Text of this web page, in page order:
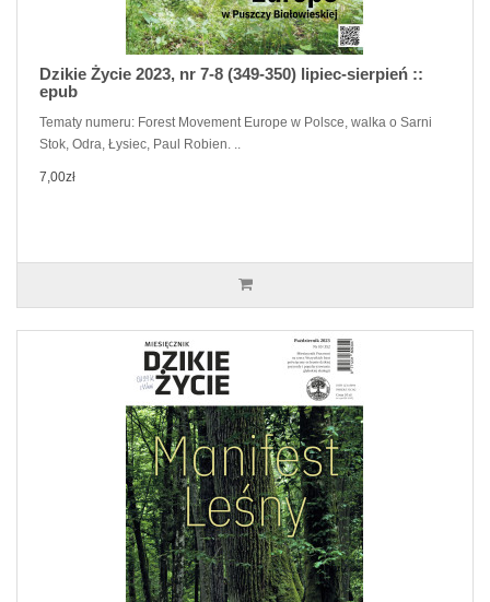
Dzikie Życie 2023, nr 7-8 (349-350) lipiec-sierpień ::
epub
Tematy numeru: Forest Movement Europe w Polsce, walka o Sarni
Stok, Odra, Łysiec, Paul Robien. ..
7,00zł